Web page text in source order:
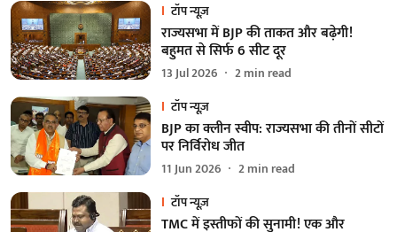
टॉप न्यूज़
राज्यसभा में BJP की ताकत और बढ़ेगी!
बहुमत से सिर्फ 6 सीट दूर
13 Jul 2026 2min read
टॉप न्यूज़
BJP का क्लीन स्वीप: राज्यसभा की तीनों सीटों
पर निर्विरोध जीत
11 Jun 2026 2min read
टॉप न्यूज़
TMC में इस्तीफों की सुनामी! एक और